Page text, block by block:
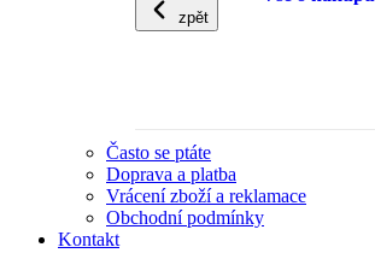
zpět
Často se ptáte
Doprava a platba
Vrácení zboží a reklamace
Obchodní podmínky
Kontakt